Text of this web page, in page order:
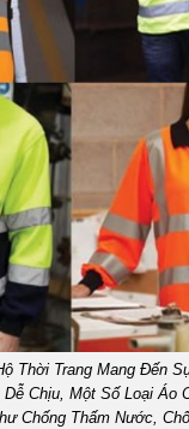
Thời Trang Mang Đến
Dễ Chịu, Một Số Loại Áo
Chống Thấm Nước,